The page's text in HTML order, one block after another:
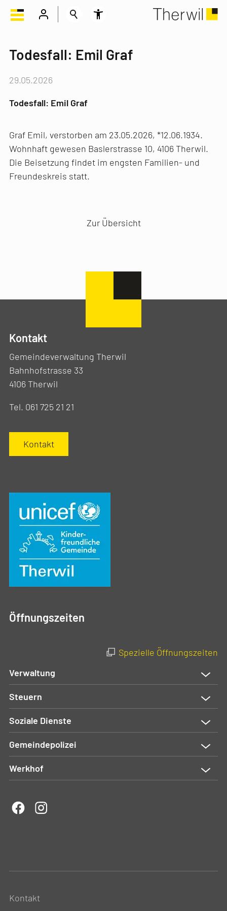
Todesfall: Emil Graf
29.05.2026
Todesfall: Emil Graf
Graf Emil, verstorben am 23.05.2026, *12.06.1934.
Wohnhaft gewesen Baslerstrasse 10, 4106 Therwil.
Die Beisetzung findet im engsten Familien- und
Freundeskreis statt.
Zur Übersicht
Kontakt
Gemeindeverwaltung Therwil
Bahnhofstrasse 33
4106 Therwil
Tel. 061 725 21 21
Kontakt
Öffnungszeiten
Spezielle Öffnungszeiten
Verwaltung
Steuern
Soziale Dienste
Gemeindepolizei
Werkhof
Kontakt